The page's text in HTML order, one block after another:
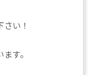
い！
す。